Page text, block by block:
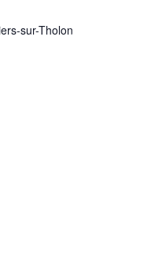
sur-Tholon